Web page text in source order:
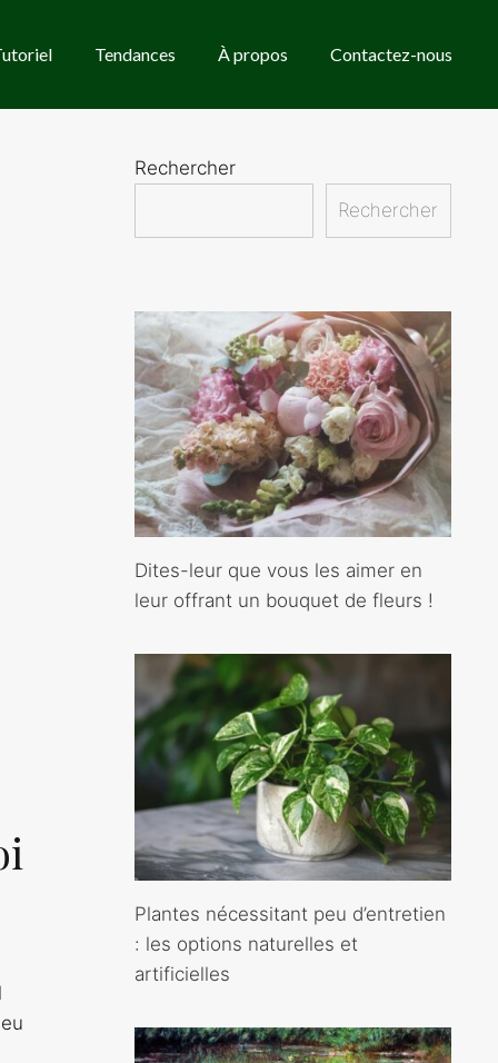
Tendances À propos Contactez-nous
Rechercher
Rechercher
Dites-leur que vous les aimer en
leur offrant un bouquet de fleurs !
Plantes nécessitant peu d’entretien
: les options naturelles et
artificielles